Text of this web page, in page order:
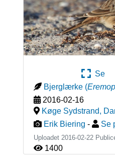
Se
Bjerglærke (
2016-02-16
Køge Sydstrand,
Erik Biering - Se
Uploadet 2016-02-22
1400